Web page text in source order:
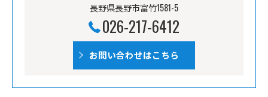
長野県長野市富竹1581-5
026-217-6412
お問い合わせはこちら